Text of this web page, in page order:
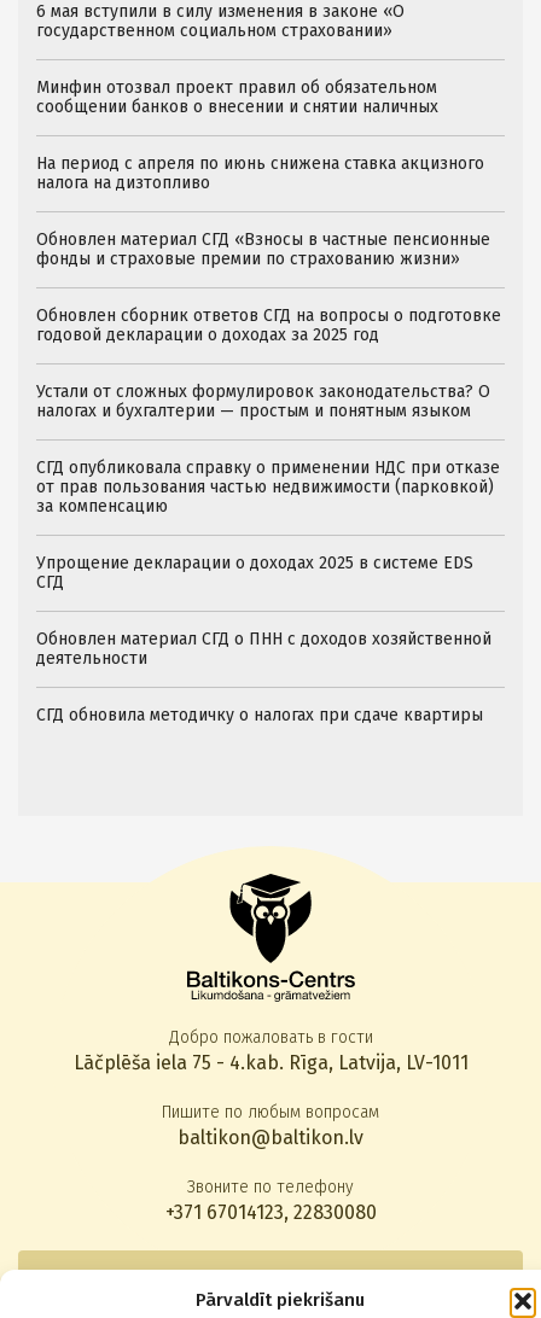
Pārvaldīt piekrišanu
6 мая вступили в силу изменения в законе «О
государственном социальном страховании»
Минфин отозвал проект правил об обязательном
сообщении банков о внесении и снятии наличных
На период с апреля по июнь снижена ставка акцизного
налога на дизтопливо
Обновлен материал СГД «Взносы в частные пенсионные
фонды и страховые премии по страхованию жизни»
Обновлен сборник ответов СГД на вопросы о подготовке
годовой декларации о доходах за 2025 год
Устали от сложных формулировок законодательства? О
налогах и бухгалтерии — простым и понятным языком
СГД опубликовала справку о применении НДС при отказе
от прав пользования частью недвижимости (парковкой)
за компенсацию
Упрощение декларации о доходах 2025 в системе EDS
СГД
Обновлен материал СГД о ПНН с доходов хозяйственной
деятельности
СГД обновила методичку о налогах при сдаче квартиры
Добро пожаловать в гости
Lāčplēša iela 75 - 4.kab. Rīga, Latvija, LV-1011
Пишите по любым вопросам
baltikon@baltikon.lv
Звоните по телефону
+371 67014123, 22830080
Подписаться на новости